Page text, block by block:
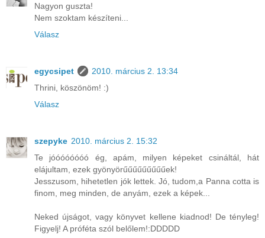
Nagyon guszta!
Nem szoktam készíteni...
Válasz
egycsipet
2010. március 2. 13:34
Thrini, köszönöm! :)
Válasz
szepyke 2010. március 2. 15:32
Te jóóóóóóóó ég, apám, milyen képeket csináltál, hát
elájultam, ezek gyönyörűűűűűűűűűek!
Jesszusom, hihetetlen jók lettek. Jó, tudom,a Panna cotta is
finom, meg minden, de anyám, ezek a képek...
Neked újságot, vagy könyvet kellene kiadnod! De tényleg!
Figyelj! A próféta szól belőlem!:DDDDD